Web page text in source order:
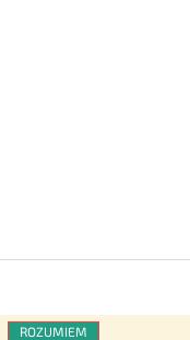
ROZUMIEM